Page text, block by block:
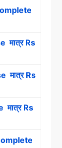
मात्र Rs
मात्र Rs
Rs